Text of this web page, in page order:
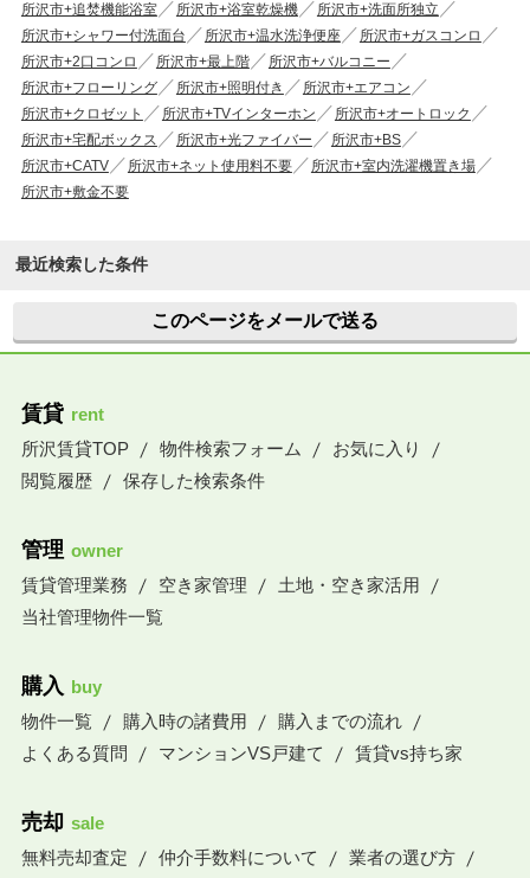
所沢市+追焚機能浴室
所沢市+浴室乾燥機
所沢市+洗面所独立
所沢市+シャワー付洗面台
所沢市+温水洗浄便座
所沢市+ガスコンロ
所沢市+2口コンロ
所沢市+最上階
所沢市+バルコニー
所沢市+フローリング
所沢市+照明付き
所沢市+エアコン
所沢市+クロゼット
所沢市+TVインターホン
所沢市+オートロック
所沢市+宅配ボックス
所沢市+光ファイバー
所沢市+BS
所沢市+CATV
所沢市+ネット使用料不要
所沢市+室内洗濯機置き場
所沢市+敷金不要
最近検索した条件
このページをメールで送る
賃貸 rent
所沢賃貸TOP
物件検索フォーム
お気に入り
閲覧履歴
保存した検索条件
管理 owner
賃貸管理業務
空き家管理
土地・空き家活用
当社管理物件一覧
購入 buy
物件一覧
購入時の諸費用
購入までの流れ
よくある質問
マンションVS戸建て 賃貸vs持ち家
売却 sale
無料売却査定
仲介手数料について
業者の選び方